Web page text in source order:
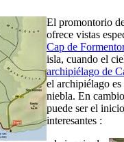
El promontorio
ofrece vistas
Cap de
isla, cuando el
archipiélago de
el archipiélago
niebla. En
puede ser el
interesantes :